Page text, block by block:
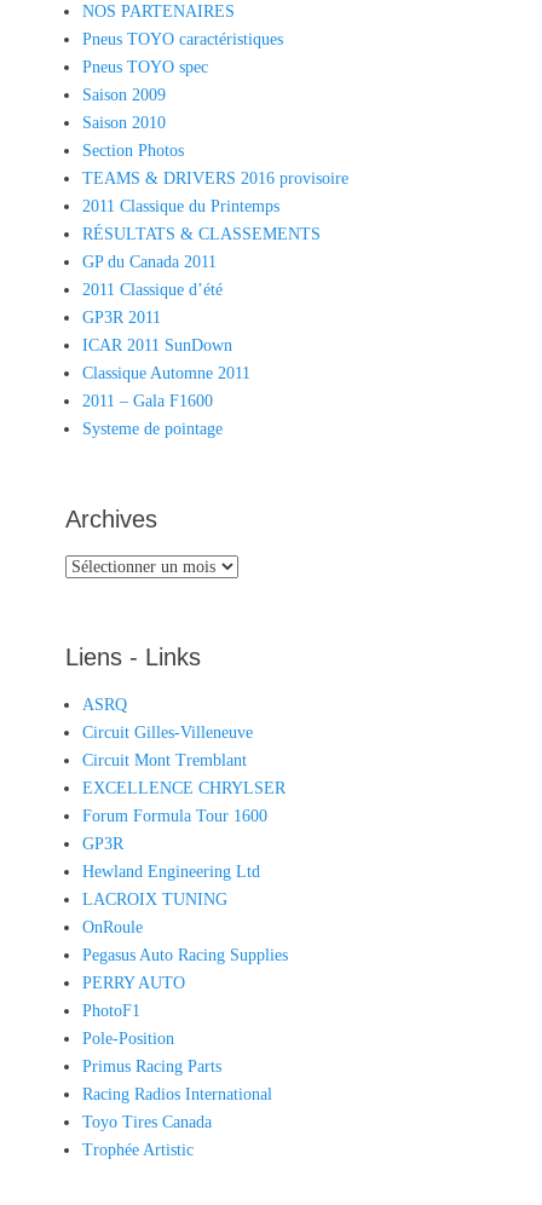
NOS PARTENAIRES
Pneus TOYO caractéristiques
Pneus TOYO spec
Saison 2009
Saison 2010
Section Photos
TEAMS & DRIVERS 2016 provisoire
2011 Classique du Printemps
RÉSULTATS & CLASSEMENTS
GP du Canada 2011
2011 Classique d’été
GP3R 2011
ICAR 2011 SunDown
Classique Automne 2011
2011 – Gala F1600
Systeme de pointage
Archives
Archives
Liens - Links
ASRQ
Circuit Gilles-Villeneuve
Circuit Mont Tremblant
EXCELLENCE CHRYLSER
Forum Formula Tour 1600
GP3R
Hewland Engineering Ltd
LACROIX TUNING
OnRoule
Pegasus Auto Racing Supplies
PERRY AUTO
PhotoF1
Pole-Position
Primus Racing Parts
Racing Radios International
Toyo Tires Canada
Trophée Artistic